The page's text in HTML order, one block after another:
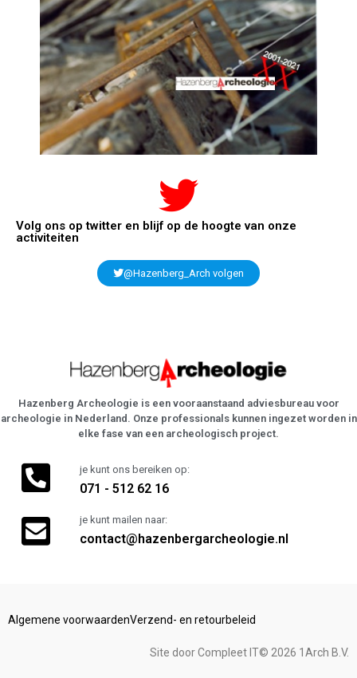
Volg ons op twitter en blijf op de hoogte van onze
activiteiten
@Hazenberg_Arch volgen
Hazenberg Archeologie is een vooraanstaand adviesbureau voor
archeologie in Nederland. Onze professionals kunnen ingezet worden in
elke fase van een archeologisch project.
je kunt ons bereiken op:
071 - 512 62 16
je kunt mailen naar:
contact@hazenbergarcheologie.nl
Algemene voorwaardenVerzend- en retourbeleid
Site door Compleet IT© 2026 1Arch B.V.